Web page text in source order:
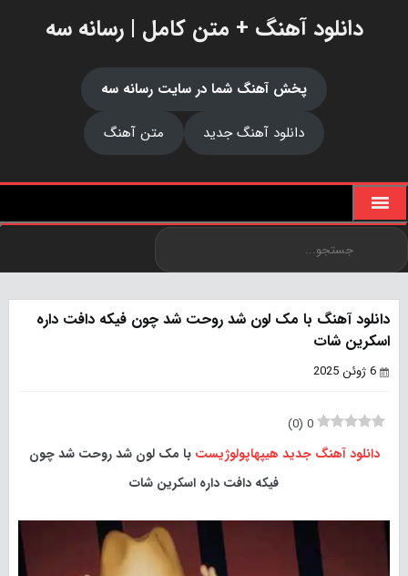
دانلود آهنگ + متن کامل | رسانه سه
پخش آهنگ شما در سایت رسانه سه
دانلود آهنگ جدید
متن آهنگ
دانلود آهنگ با مک لون شد روحت شد چون فیکه دافت داره
اسکرین شات
6 ژوئن 2025
0
(
0
)
دانلود آهنگ جدید هیپهاپولوژیست با مک لون شد روحت شد چون
فیکه دافت داره اسکرین شات